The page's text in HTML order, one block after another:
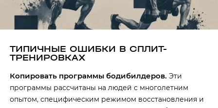
ТИПИЧНЫЕ ОШИБКИ В СПЛИТ-
ТРЕНИРОВКАХ
Копировать программы бодибилдеров. Эти
программы рассчитаны на людей с многолетним
опытом, специфическим режимом восстановления и